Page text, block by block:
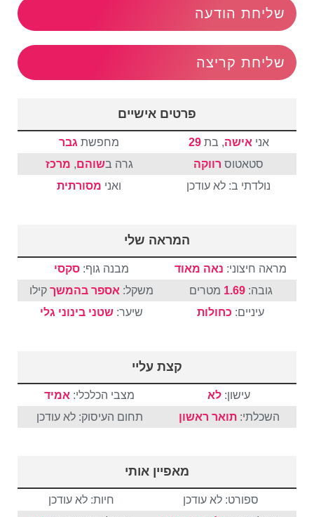
שליחת הודעה
שליחת קריצה
פרטים אישיים
אני אישה, בת29 מחפשת גבר
סטאטוס רווקה גרה בשוהם, מרכז
נולדתי ב: לא עודכן
ואני מסורתית
המראה שלי
מראה חיצוני: נאה מאוד מבנה גוף:סקסי
גובה:1.69 מטרים משקל: אספר בהמשך קילו
עיניים: כחולות שיער:שטני בינוני גלי
קצת עליי
עישון: לא מצבי הכלכלי: אמיד
השכלתי:תואר ראשון תחום העיסוק: לא עודכן
מאפיין אותי
ספורט: לא עודכן
חיות: לא עודכן